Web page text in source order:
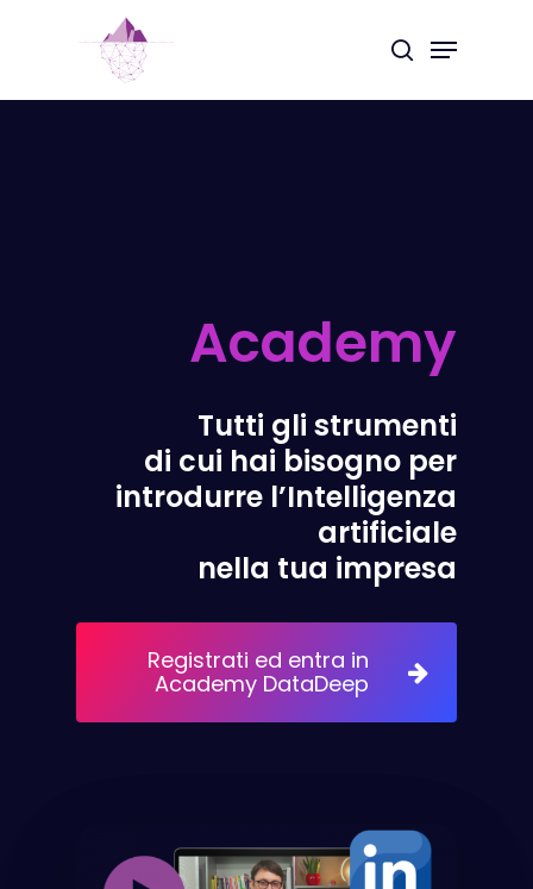
search
Menu
Academy
Tutti gli strumenti
di cui hai bisogno per
introdurre l’Intelligenza
artificiale
nella tua impresa
Registrati ed entra in
Academy DataDeep
Menu